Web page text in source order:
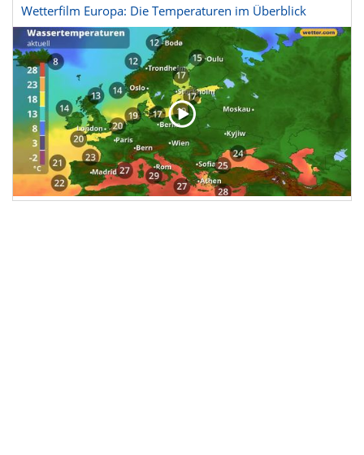
Wetterfilm Europa: Die Temperaturen im Überblick